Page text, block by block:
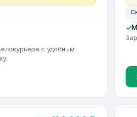
с удобным